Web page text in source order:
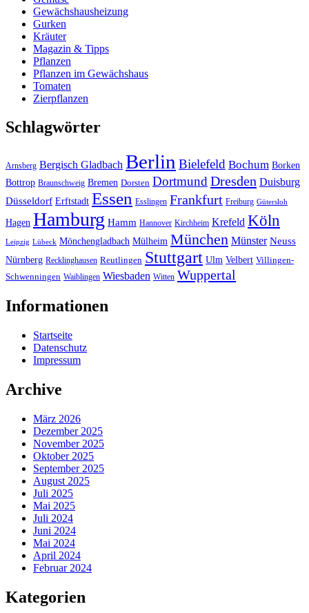
Gewächshausheizung
Gurken
Kräuter
Magazin & Tipps
Pflanzen
Pflanzen im Gewächshaus
Tomaten
Zierpflanzen
Schlagwörter
Arnsberg Bergisch Gladbach Berlin Bielefeld Bochum Borken
Bottrop Braunschweig Bremen Dorsten DortmundDresden Duisburg
Düsseldorf Erftstadt Essen Esslingen Frankfurt Freiburg Gütersloh
Hagen Hamburg Hamm Hannover Kirchheim Krefeld Köln
Leipzig Lübeck Mönchengladbach Mülheim München Münster Neuss
Nürnberg Recklinghausen Reutlingen Stuttgart Ulm Velbert Villingen-
Schwenningen Waiblingen Wiesbaden Witten Wuppertal
Informationen
Startseite
Datenschutz
Impressum
Archive
März 2026
Dezember 2025
November 2025
Oktober 2025
September 2025
August 2025
Juli 2025
Mai 2025
Juli 2024
Juni 2024
Mai 2024
April 2024
Februar 2024
Kategorien